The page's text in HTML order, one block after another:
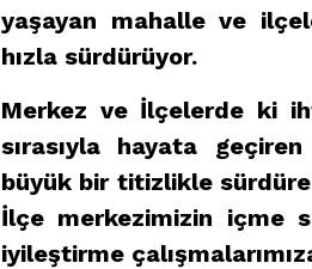
yaşayan mahalle ve
hızla sürdürüyor.
Merkez ve İlçelerde ki
sırasıyla hayata
büyük bir titizlikle
İlçe merkezimizin içme
iyileştirme